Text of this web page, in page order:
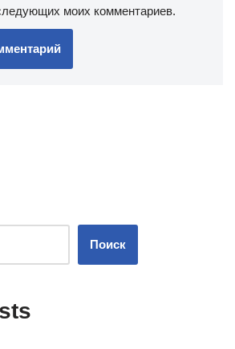
моих комментариев.
Поиск